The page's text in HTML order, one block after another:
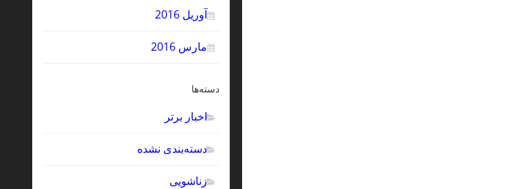
آوریل 2016
مارس 2016
دسته‌ها
اخبار برتر
دسته‌بندی نشده
زناشویی